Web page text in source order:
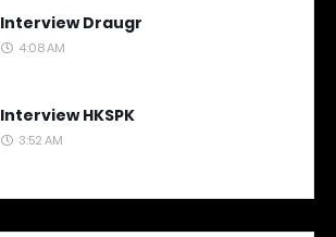
Interview Draugr
4:08 AM
Interview HKSPK
3:52 AM